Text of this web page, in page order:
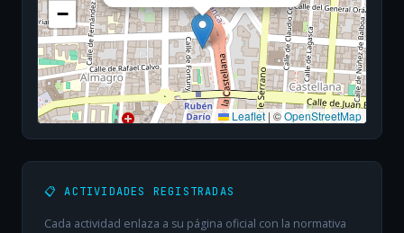
−
Leaflet | ©OpenStreetMap
📋 ACTIVIDADES REGISTRADAS
Cada actividad enlaza a su página oficial con la normativa